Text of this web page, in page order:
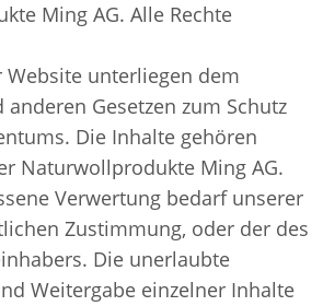
Ming AG. Alle Rechte
Website unterliegen dem
Gesetzen zum Schutz
Die Inhalte gehören
Naturwollprodukte Ming AG.
Verwertung bedarf unserer
Zustimmung, oder der des
Die unerlaubte
Weitergabe einzelner Inhalte